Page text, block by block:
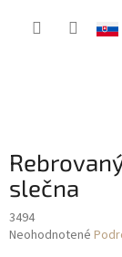
slečna
3494
Priemerné
Neohodnotené